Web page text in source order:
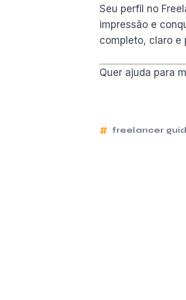
Seu perfil no
impressão e
completo, claro e
Quer ajuda para
freelancer